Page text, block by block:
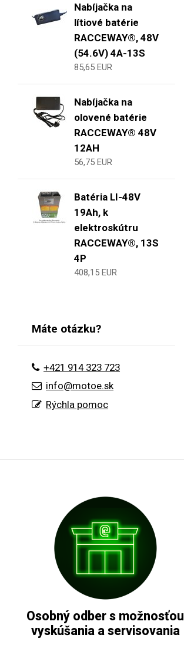
Nabíjačka na
lítiové batérie
RACCEWAY®, 48V
(54.6V) 4A-13S
85,65 EUR
Nabíjačka na
olovené batérie
RACCEWAY® 48V
12AH
56,75 EUR
Batéria LI-48V
19Ah, k
elektroskútru
RACCEWAY®, 13S
4P
408,15 EUR
Máte otázku?
+421 914 323 723
info@motoe.sk
Rýchla pomoc
Osobný odber s možnosťou
vyskúšania a servisovania